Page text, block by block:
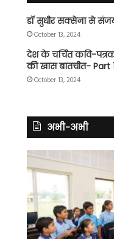
डॉ सुधीर सक्सेना से
October 13, 2024
देश के चर्चित कवि-
की खास बातचीत- Part
October 13, 2024
अभी-अभी